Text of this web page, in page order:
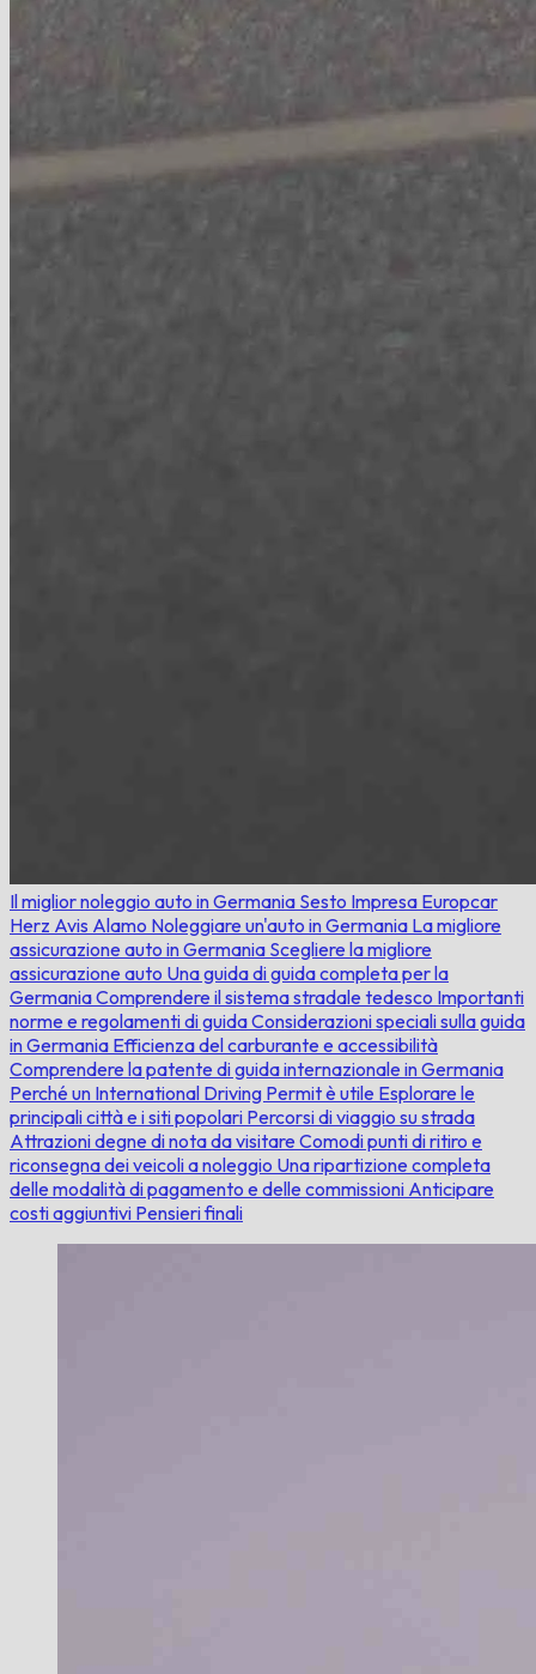
Il miglior noleggio auto in Germania Sesto Impresa Europcar
Herz Avis Alamo Noleggiare un'auto in Germania La migliore
assicurazione auto in Germania Scegliere la migliore
assicurazione auto Una guida di guida completa per la
GermaniaComprendere il sistema stradale tedesco Importanti
norme e regolamenti di guidaConsiderazioni speciali sulla guida
in Germania Efficienza del carburante e accessibilità
Comprendere la patente di guida internazionale in Germania
Perché un International Driving Permit è utile Esplorare le
principali città e i siti popolari Percorsi di viaggio su strada
Attrazioni degne di nota da visitare Comodi punti di ritiro e
riconsegna dei veicoli a noleggio Una ripartizione completa
delle modalità di pagamento e delle commissioni Anticipare
costi aggiuntivi Pensieri finali